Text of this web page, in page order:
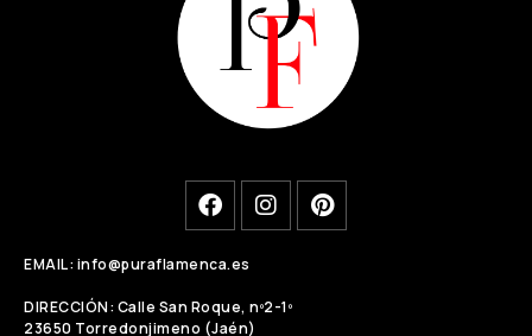
EMAIL: info@puraflamenca.es
DIRECCIÓN: Calle San Roque, nº2-1º
23650 Torredonjimeno (Jaén)